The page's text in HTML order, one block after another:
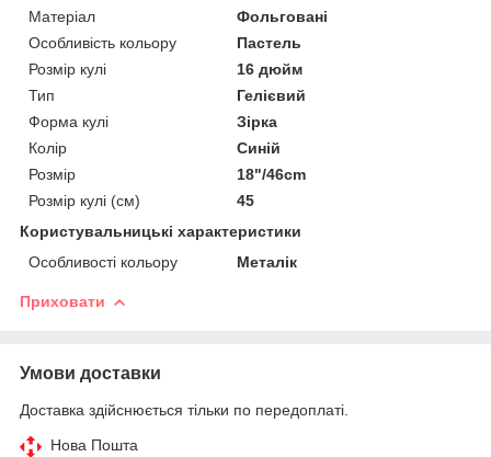
Матеріал
Фольговані
Особливість кольору
Пастель
Розмір кулі
16 дюйм
Тип
Гелієвий
Форма кулі
Зірка
Колір
Синій
Розмір
18"/46cm
Розмір кулі (см)
45
Користувальницькі характеристики
Особливості кольору
Металік
Приховати
Умови доставки
Доставка здійснюється тільки по передоплаті.
Нова Пошта